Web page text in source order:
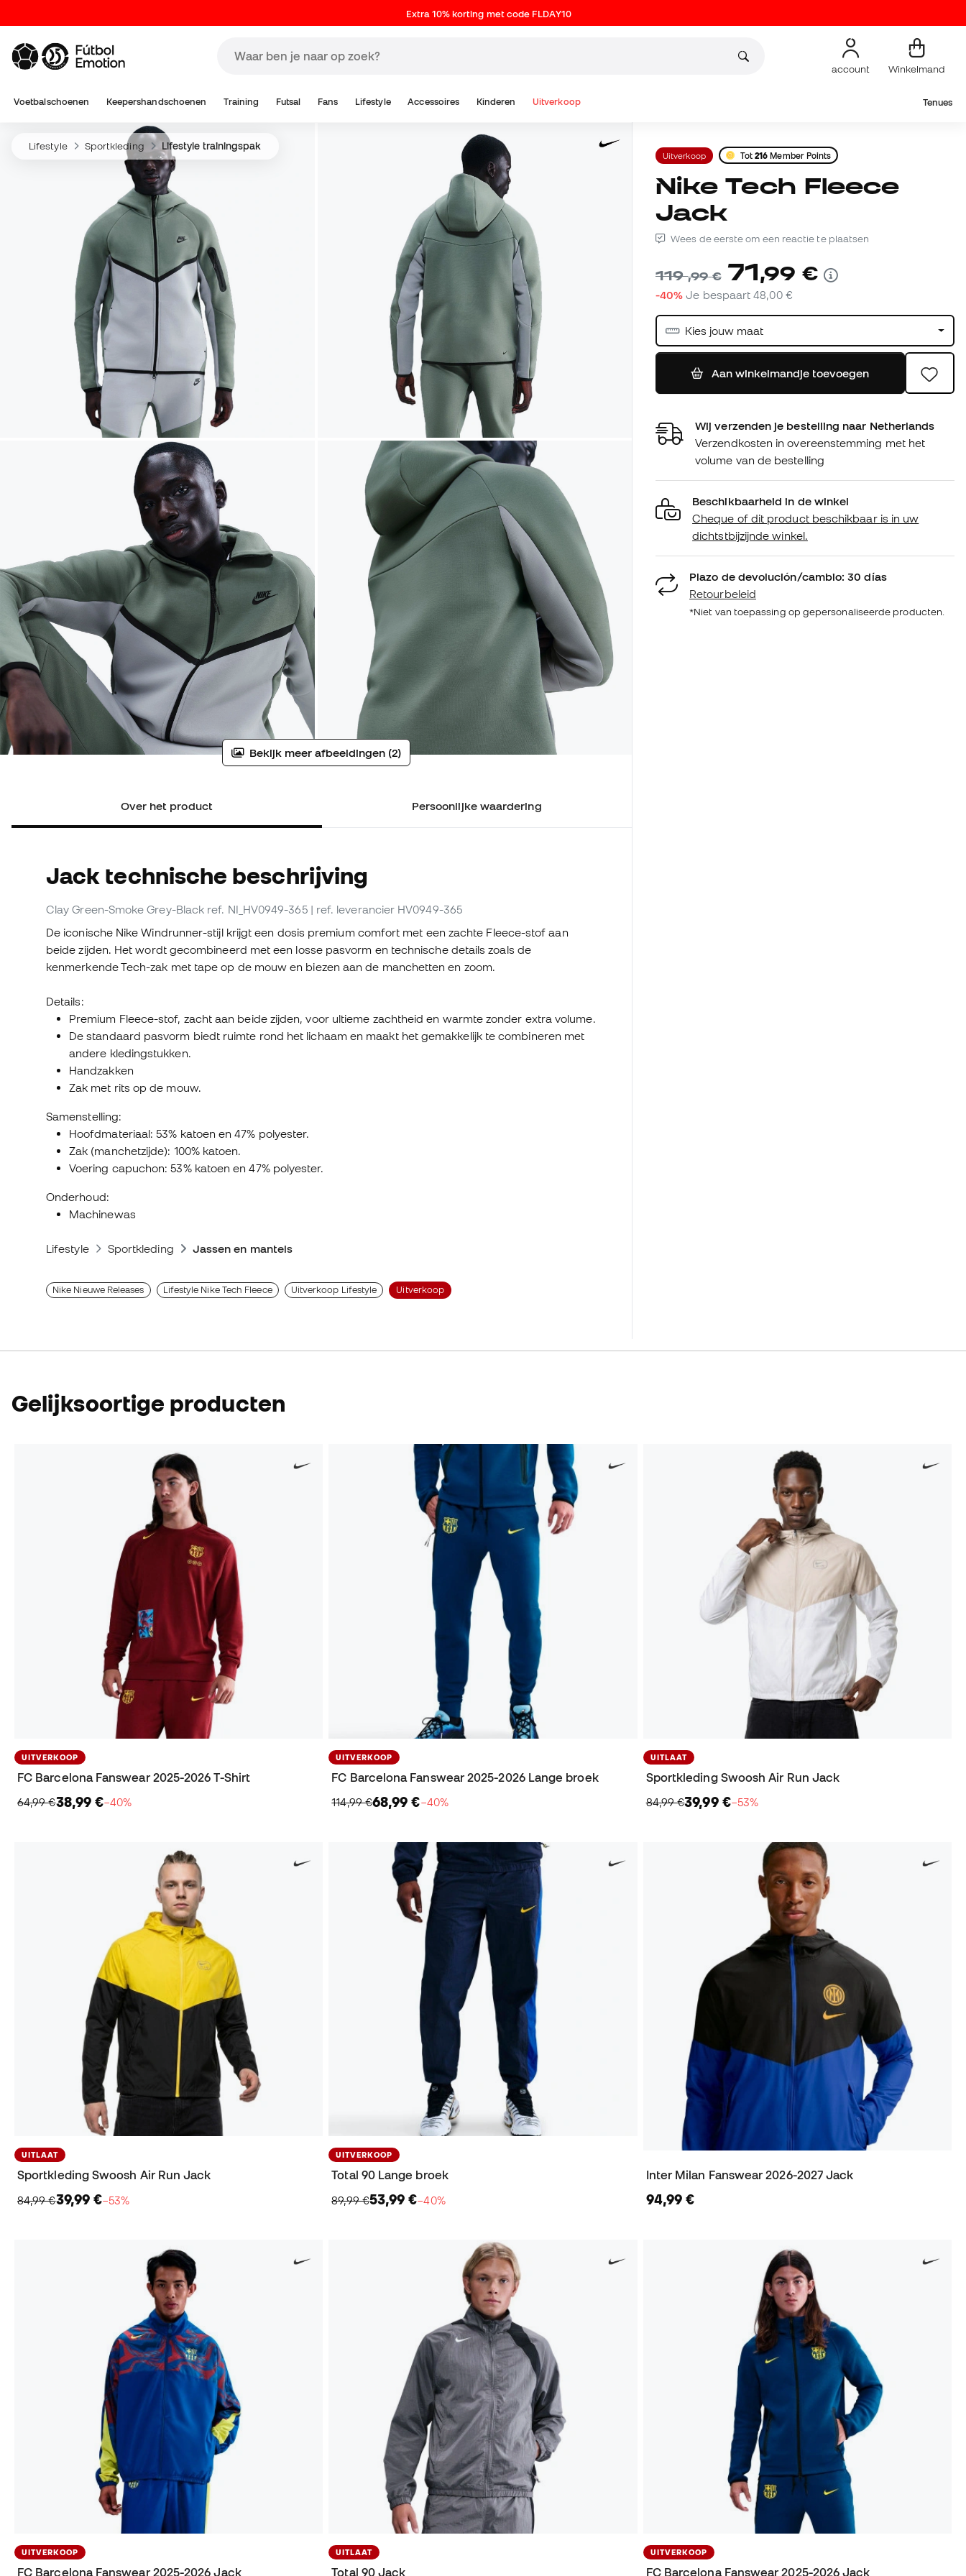
Extra 10% korting met code FLDAY10
account Winkelmand
Voetbalschoenen Keepershandschoenen Training Futsal Fans Lifestyle Accessoires Kinderen Uitverkoop Tenues
Lifestyle Sportkleding Lifestyle trainingspak
Bekijk meer afbeeldingen (2)
Over het product Persoonlijke waardering
Jack technische beschrijving
Clay Green-Smoke Grey-Black ref. NI_HV0949-365 | ref. leverancier HV0949-365
De iconische Nike Windrunner-stijl krijgt een dosis premium comfort met een zachte Fleece-stof aan
beide zijden. Het wordt gecombineerd met een losse pasvorm en technische details zoals de
kenmerkende Tech-zak met tape op de mouw en biezen aan de manchetten en zoom.
Details:
Premium Fleece-stof, zacht aan beide zijden, voor ultieme zachtheid en warmte zonder extra volume.
De standaard pasvorm biedt ruimte rond het lichaam en maakt het gemakkelijk te combineren met
andere kledingstukken.
Handzakken
Zak met rits op de mouw.
Samenstelling:
Hoofdmateriaal: 53% katoen en 47% polyester.
Zak (manchetzijde): 100% katoen.
Voering capuchon: 53% katoen en 47% polyester.
Onderhoud:
Machinewas
Lifestyle Sportkleding Jassen en mantels
Nike Nieuwe Releases Lifestyle Nike Tech Fleece Uitverkoop Lifestyle Uitverkoop
Uitverkoop Tot216 Member Points
Nike Tech Fleece
Jack
Wees de eerste om een reactie te plaatsen
119,99 € 71,99 €
-40% Je bespaart48,00 €
Kies jouw maat
Aan winkelmandje toevoegen
Wij verzenden je bestelling naar Netherlands
Verzendkosten in overeenstemming met het
volume van de bestelling
Beschikbaarheid in de winkel
Cheque of dit product beschikbaar is in uw
dichtstbijzijnde winkel.
Plazo de devolución/cambio: 30 días
Retourbeleid
*Niet van toepassing op gepersonaliseerde producten.
Gelijksoortige producten
UITVERKOOP
FC Barcelona Fanswear 2025-2026 T-Shirt
64,99 €38,99 €−40%
UITVERKOOP
FC Barcelona Fanswear 2025-2026 Lange broek
114,99 €68,99 €−40%
UITLAAT
Sportkleding Swoosh Air Run Jack
84,99 €39,99 €−53%
UITLAAT
Sportkleding Swoosh Air Run Jack
84,99 €39,99 €−53%
UITVERKOOP
Total 90 Lange broek
89,99 €53,99 €−40%
Inter Milan Fanswear 2026-2027 Jack
94,99 €
UITVERKOOP
FC Barcelona Fanswear 2025-2026 Jack
UITLAAT
Total 90 Jack
UITVERKOOP
FC Barcelona Fanswear 2025-2026 Jack